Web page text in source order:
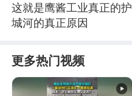
这就是鹰酱工业真正的护
城河的真正原因
更多热门视频